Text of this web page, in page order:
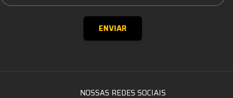
NOSSAS REDES SOCIAIS